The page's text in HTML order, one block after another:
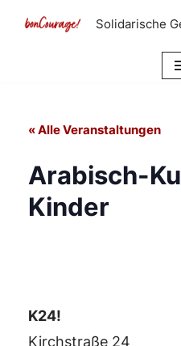
Solidarische
« Alle Veranstaltungen
Arabisch-
Kinder
K24!
Kirchstraße 24